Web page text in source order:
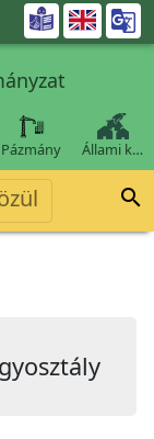

Pázmány Állami k…
